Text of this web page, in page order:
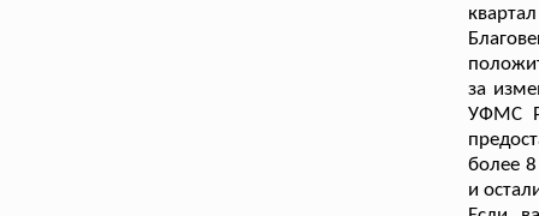
за
УФМС
более
и